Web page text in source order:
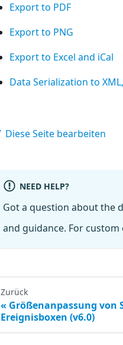
Export to PDF
Export to PNG
Export to Excel and iCal
Data Serialization to XML,
Diese Seite bearbeiten
NEED HELP?
Got a question about the
and guidance. For
Zurück
Größenanpassung von
Ereignisboxen (v6.0)